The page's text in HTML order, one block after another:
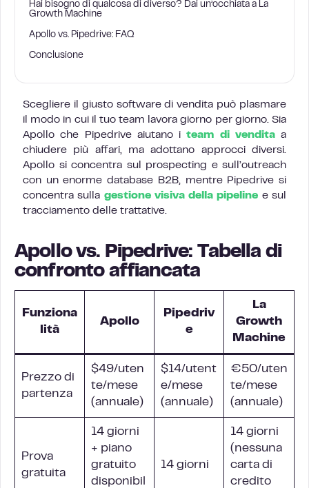
Hai bisogno di qualcosa di diverso? Dai un’occhiata a La
Growth Machine
Apollo vs. Pipedrive: FAQ
Conclusione
Scegliere il giusto software di vendita può plasmare
il modo in cui il tuo team lavora giorno per giorno. Sia
Apollo che Pipedrive aiutano iteam di venditaa
chiudere più affari, ma adottano approcci diversi.
Apollo si concentra sul prospecting e sull’outreach
con un enorme database B2B, mentre Pipedrive si
concentra sulla gestione visiva della pipeline e sul
tracciamento delle trattative.
Apollo vs. Pipedrive: Tabella di
confronto affiancata
Funziona
lità
Apollo
Pipedriv
e
La
Growth
Machine
Prezzo di
partenza
$49/uten
te/mese
(annuale)
$14/utent
e/mese
(annuale)
€50/uten
te/mese
(annuale)
Prova
gratuita
14 giorni
+ piano
gratuito
disponibil
14 giorni
14 giorni
(nessuna
carta di
credito